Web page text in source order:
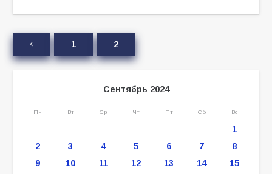
1 2
Сентябрь 2024
Пн Вт Ср Чт Пт Сб Вс
1
2
3 4 5 6 7
8
9
10 11 12 13 14
15